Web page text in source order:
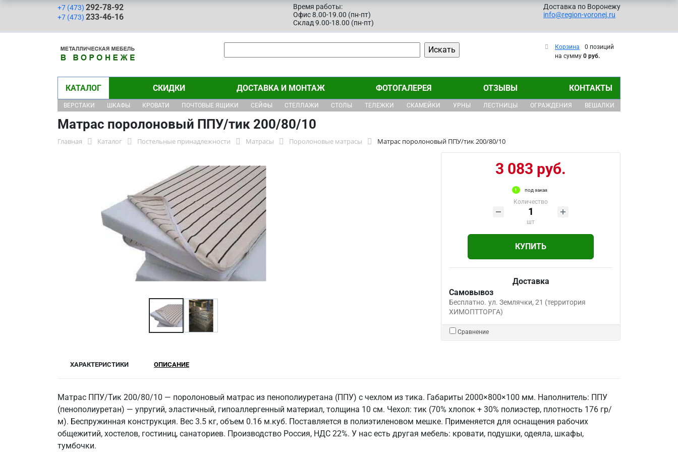
+7 (473) 292-78-92
+7 (473) 233-46-16
Время работы:
Офис 8.00-19.00 (пн-пт)
Склад 9.00-18.00 (пн-пт)
Доставка по Воронежу
info@region-voronej.ru
Корзина
0 позиций
на сумму 0 руб.
КАТАЛОГ СКИДКИ ДОСТАВКА И МОНТАЖ ФОТОГАЛЕРЕЯ ОТЗЫВЫ КОНТАКТЫ
ВЕРСТАКИ ШКАФЫ КРОВАТИ ПОЧТОВЫЕ ЯЩИКИ СЕЙФЫ СТЕЛЛАЖИ СТОЛЫ ТЕЛЕЖКИ СКАМЕЙКИ УРНЫ ЛЕСТНИЦЫ ОГРАЖДЕНИЯ ВЕШАЛКИ
Матрас поролоновый ППУ/тик 200/80/10
Главная Каталог Постельные принадлежности Матрасы Поролоновые матрасы Матрас поролоновый ППУ/тик 200/80/10
3 083 руб.
под заказ
Количество
шт
КУПИТЬ
Доставка
Самовывоз
Бесплатно. ул. Землячки, 21 (территория
ХИМОПТТОРГА)
Сравнение
ХАРАКТЕРИСТИКИ ОПИСАНИЕ
Матрас ППУ/Тик 200/80/10 — поролоновый матрас из пенополиуретана (ППУ) с чехлом из тика. Габариты 2000×800×100 мм. Наполнитель: ППУ
(пенополиуретан) — упругий, эластичный, гипоаллергенный материал, толщина 10 см. Чехол: тик (70% хлопок + 30% полиэстер, плотность 176 гр/
м). Беспружинная конструкция. Вес 3.5 кг, объем 0.16 м.куб. Поставляется в полиэтиленовом мешке. Применяется для оснащения рабочих
общежитий, хостелов, гостиниц, санаториев. Производство Россия, НДС 22%. У нас есть другая мебель: кровати, подушки, одеяла, шкафы,
тумбочки.